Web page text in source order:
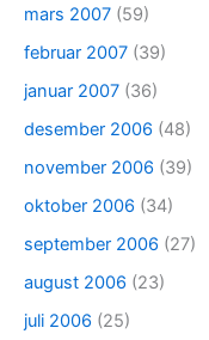
mars 2007 (59)
februar 2007 (39)
januar 2007 (36)
desember 2006 (48)
november 2006 (39)
oktober 2006 (34)
september 2006 (27)
august 2006 (23)
juli 2006 (25)